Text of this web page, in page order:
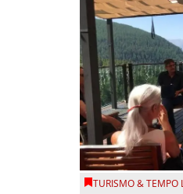
TURISMO & TEMPO